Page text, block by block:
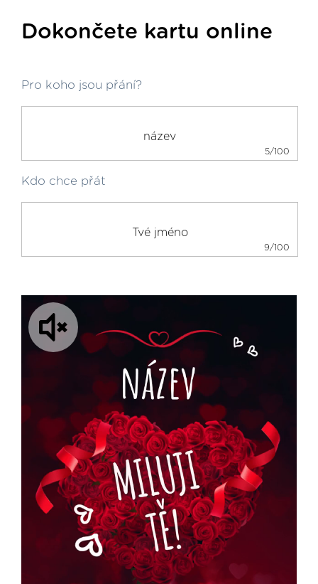
Dokončete kartu online
Pro koho jsou přání?
5/100
Kdo chce přát
9/100